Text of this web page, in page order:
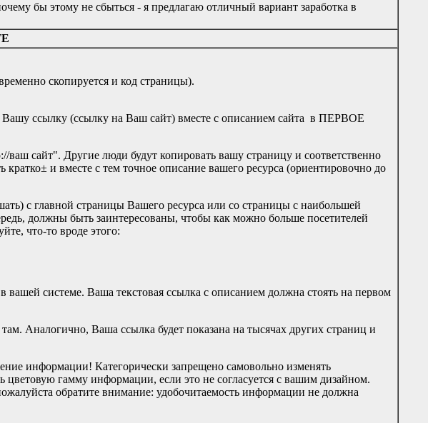
бы этому не сбыться - я предлагаю отличный вариант заработка в
скопируется и код страницы).
Вашу ссылку (ссылку на Ваш сайт) вместе с описанием сайта в ПЕРВОЕ
ваш сайт". Другие люди будут копировать вашу страницу и соответственно
и вместе с тем точное описание вашего ресурса (ориентировочно до
с главной страницы Вашего ресурса или со страницы с наибольшей
должны быть заинтересованы, чтобы как можно больше посетителей
что-то вроде этого:
системе. Ваша текстовая ссылка с описанием должна стоять на первом
Аналогично, Ваша ссылка будет показана на тысячах других страниц и
информации! Категорически запрещено самовольно изменять
гамму информации, если это не согласуется с вашим дизайном.
обратите внимание: удобочитаемость информации не должна